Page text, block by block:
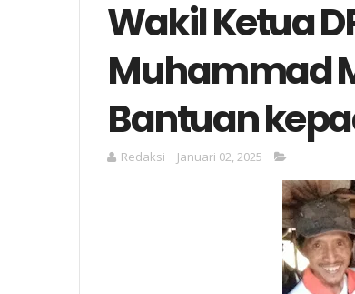
Wakil Ketua
Muhammad
Bantuan
Redaksi Januari 02, 2025